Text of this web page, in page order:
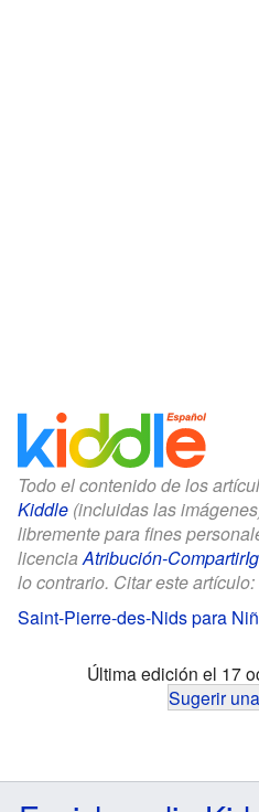
Todo el contenido de los
Kiddle (incluidas las
libremente para fines
licenciaAtribución-
lo contrario. Citar este artículo:
Saint-Pierre-des-Nids para
Última edición el 17
Sugerir